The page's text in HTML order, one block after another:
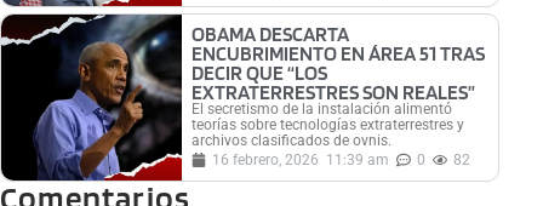
OBAMA DESCARTA
ENCUBRIMIENTO EN ÁREA 51 TRAS
DECIR QUE “LOS
EXTRATERRESTRES SON REALES”
El secretismo de la instalación alimentó
teorías sobre tecnologías extraterrestres y
archivos clasificados de ovnis.
16 febrero, 2026 11:39 am 0 82
Comentarios